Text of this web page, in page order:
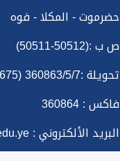
حضرموت - المكلا - فوه
ص ب :(50512-50511)
تحويلة :360863/5/7 (009675)
فاكس : 360864
البريد الألكتروني : info@hu.edu.ye